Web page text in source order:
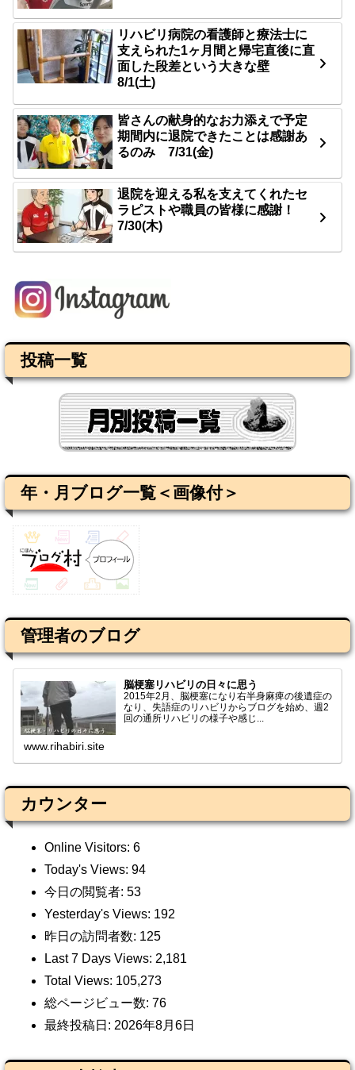
リハビリ病院の看護師と療法士に
支えられた1ヶ月間と帰宅直後に直
面した段差という大きな壁
8/1(土)
皆さんの献身的なお力添えで予定
期間内に退院できたことは感謝あ
るのみ 7/31(金)
退院を迎える私を支えてくれたセ
ラピストや職員の皆様に感謝！
7/30(木)
投稿一覧
年・月ブログ一覧＜画像付＞
管理者のブログ
脳梗塞リハビリの日々に思う
2015年2月、脳梗塞になり右半身麻痺の後遺症の
なり、失語症のリハビリからブログを始め、週2
回の通所リハビリの様子や感じ...
www.rihabiri.site
カウンター
Online Visitors: 6
Today's Views: 94
今日の閲覧者: 53
Yesterday's Views: 192
昨日の訪問者数: 125
Last 7 Days Views: 2,181
Total Views: 105,273
総ページビュー数: 76
最終投稿日: 2026年8月6日